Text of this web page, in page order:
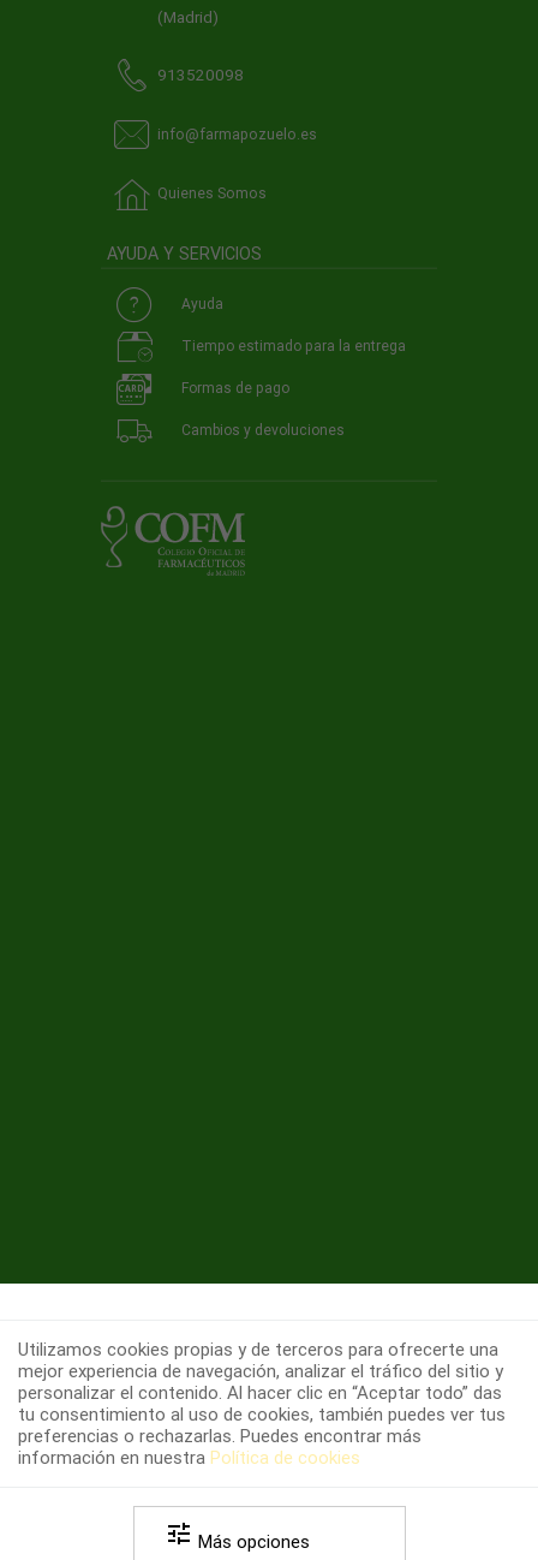
(Madrid)
913520098
info@farmapozuelo.es
Quienes Somos
AYUDA Y SERVICIOS
Ayuda
Tiempo estimado para la entrega
Formas de pago
Cambios y devoluciones
Utilizamos cookies propias y de terceros para ofrecerte una
mejor experiencia de navegación, analizar el tráfico del sitio y
personalizar el contenido. Al hacer clic en “Aceptar todo” das
tu consentimiento al uso de cookies, también puedes ver tus
preferencias o rechazarlas. Puedes encontrar más
información en nuestra Política de cookies
tune Más opciones
Copyright 2026 farmapozuelo.es -Política de
privacidad- Política de cookies
condiciones legales